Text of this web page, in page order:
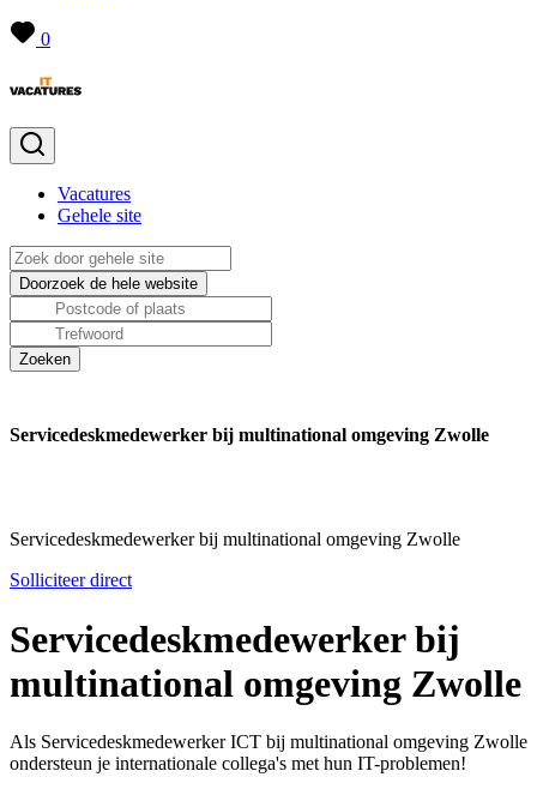
0
Vacatures
Gehele site
Servicedeskmedewerker bij multinational omgeving Zwolle
Servicedeskmedewerker bij multinational omgeving Zwolle
Solliciteer direct
Servicedeskmedewerker bij
multinational omgeving Zwolle
Als Servicedeskmedewerker ICT bij multinational omgeving Zwolle
ondersteun je internationale collega's met hun IT-problemen!